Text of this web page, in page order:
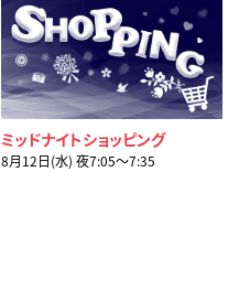
ミッドナイトショッピング
8月12日(水) 夜7:05〜7:35